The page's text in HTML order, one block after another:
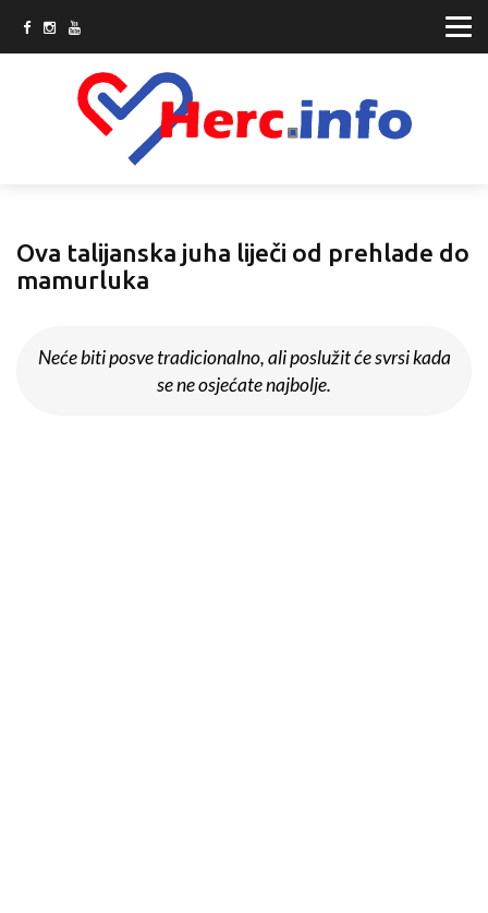
Ova talijanska juha liječi od prehlade do
mamurluka
Neće biti posve tradicionalno, ali poslužit će svrsi kada
se ne osjećate najbolje.